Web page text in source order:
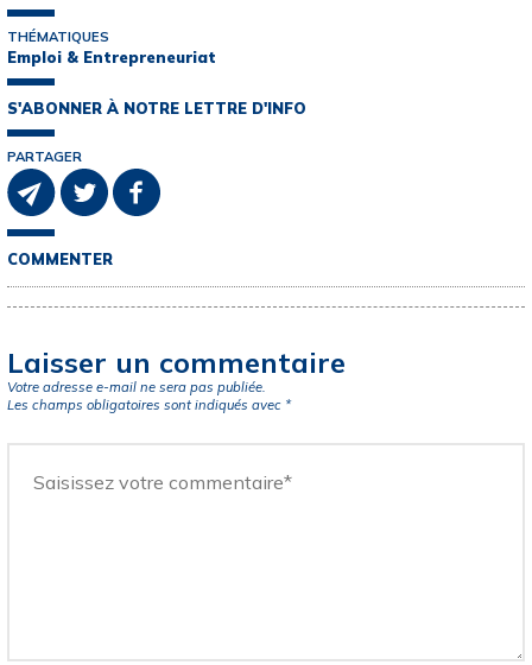
THÉMATIQUES
Emploi & Entrepreneuriat
S'ABONNER À NOTRE LETTRE D'INFO
PARTAGER
COMMENTER
Laisser un commentaire
Votre adresse e-mail ne sera pas publiée.
Les champs obligatoires sont indiqués avec *